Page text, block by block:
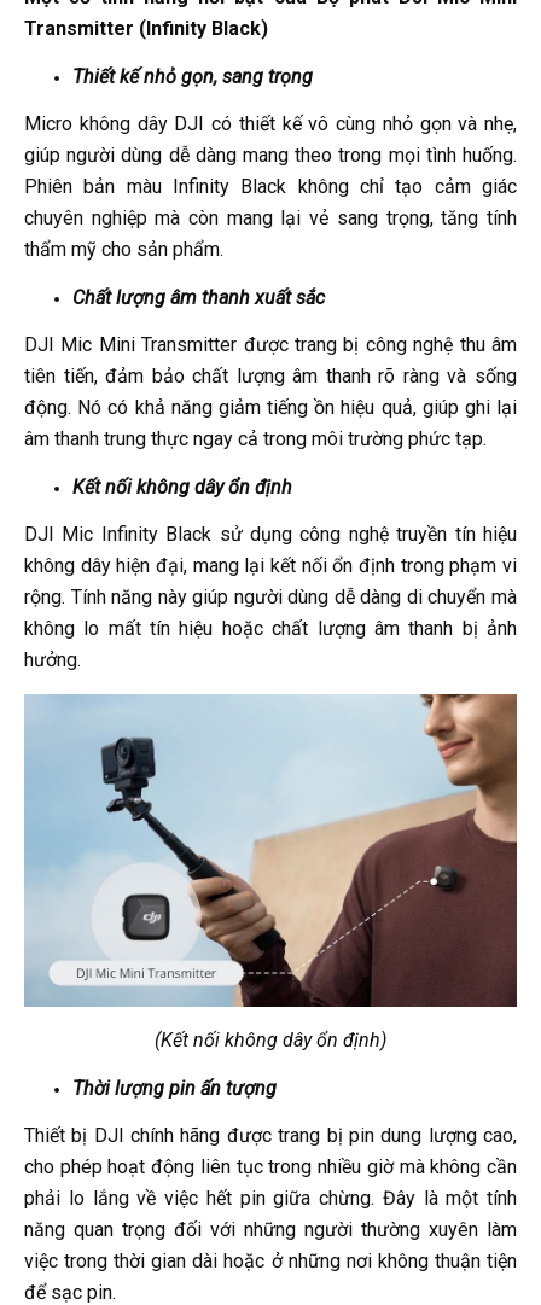
Transmitter (Infinity Black)
Thiết kế nhỏ gọn, sang trọng
Micro không dây DJI có thiết kế vô cùng nhỏ gọn và nhẹ,
giúp người dùng dễ dàng mang theo trong mọi tình huống.
Phiên bản màu Infinity Black không chỉ tạo cảm giác
chuyên nghiệp mà còn mang lại vẻ sang trọng, tăng tính
thẩm mỹ cho sản phẩm.
Chất lượng âm thanh xuất sắc
DJI Mic Mini Transmitter được trang bị công nghệ thu âm
tiên tiến, đảm bảo chất lượng âm thanh rõ ràng và sống
động. Nó có khả năng giảm tiếng ồn hiệu quả, giúp ghi lại
âm thanh trung thực ngay cả trong môi trường phức tạp.
Kết nối không dây ổn định
DJI Mic Infinity Black sử dụng công nghệ truyền tín hiệu
không dây hiện đại, mang lại kết nối ổn định trong phạm vi
rộng. Tính năng này giúp người dùng dễ dàng di chuyển mà
không lo mất tín hiệu hoặc chất lượng âm thanh bị ảnh
hưởng.
(Kết nối không dây ổn định)
Thời lượng pin ấn tượng
Thiết bị DJI chính hãng được trang bị pin dung lượng cao,
cho phép hoạt động liên tục trong nhiều giờ mà không cần
phải lo lắng về việc hết pin giữa chừng. Đây là một tính
năng quan trọng đối với những người thường xuyên làm
việc trong thời gian dài hoặc ở những nơi không thuận tiện
để sạc pin.